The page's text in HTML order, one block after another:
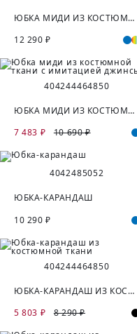
ЮБКА МИДИ ИЗ КОСТЮМНОЙ ТКАНИ С ОТКРЫТЫМ СРЕЗОМ
12 290 ₽
404244464850
ЮБКА МИДИ ИЗ КОСТЮМНОЙ ТКАНИ С ИМИТАЦИЕЙ ДЖИНСЫ
7 483 ₽
10 690 ₽
4042485052
ЮБКА-КАРАНДАШ
10 290 ₽
404244464850
ЮБКА-КАРАНДАШ ИЗ КОСТЮМНОЙ ТКАНИ
5 803 ₽
8 290 ₽